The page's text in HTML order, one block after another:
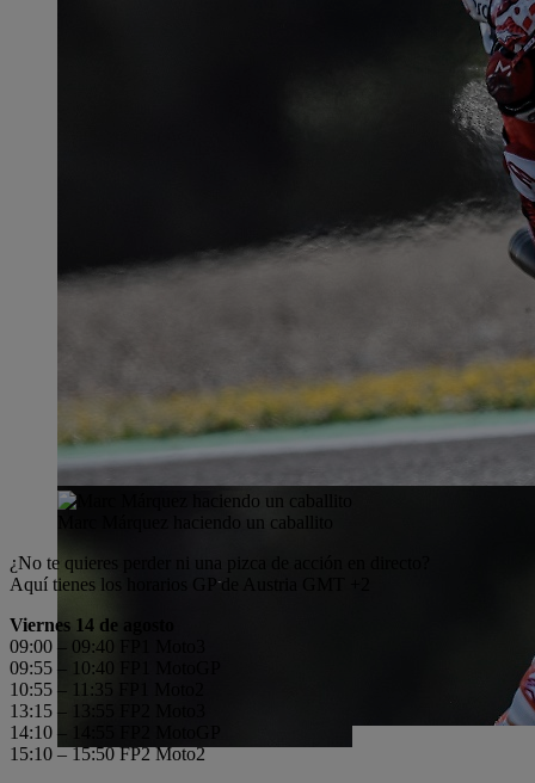
Marc Márquez haciendo un caballito
¿No te quieres perder ni una pizca de acción en directo?
Aquí tienes los horarios GP de Austria GMT +2
Viernes 14 de agosto
09:00 – 09:40 FP1 Moto3
09:55 – 10:40 FP1 MotoGP
10:55 – 11:35 FP1 Moto2
13:15 – 13:55 FP2 Moto3
14:10 – 14:55 FP2 MotoGP
15:10 – 15:50 FP2 Moto2